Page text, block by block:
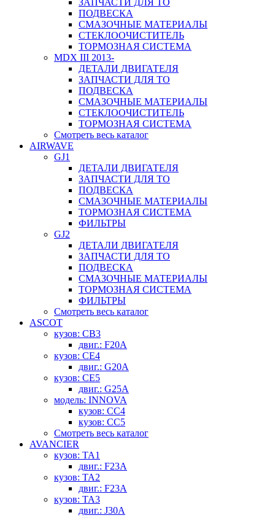
ЗАПЧАСТИ ДЛЯ ТО
ПОДВЕСКА
СМАЗОЧНЫЕ МАТЕРИАЛЫ
СТЕКЛООЧИСТИТЕЛЬ
ТОРМОЗНАЯ СИСТЕМА
MDX III 2013-
ДЕТАЛИ ДВИГАТЕЛЯ
ЗАПЧАСТИ ДЛЯ ТО
ПОДВЕСКА
СМАЗОЧНЫЕ МАТЕРИАЛЫ
СТЕКЛООЧИСТИТЕЛЬ
ТОРМОЗНАЯ СИСТЕМА
Смотреть весь каталог
AIRWAVE
GJ1
ДЕТАЛИ ДВИГАТЕЛЯ
ЗАПЧАСТИ ДЛЯ ТО
ПОДВЕСКА
СМАЗОЧНЫЕ МАТЕРИАЛЫ
ТОРМОЗНАЯ СИСТЕМА
ФИЛЬТРЫ
GJ2
ДЕТАЛИ ДВИГАТЕЛЯ
ЗАПЧАСТИ ДЛЯ ТО
ПОДВЕСКА
СМАЗОЧНЫЕ МАТЕРИАЛЫ
ТОРМОЗНАЯ СИСТЕМА
ФИЛЬТРЫ
Смотреть весь каталог
ASCOT
кузов: CB3
двиг.: F20A
кузов: CE4
двиг.: G20A
кузов: CE5
двиг.: G25A
модель: INNOVA
кузов: CC4
кузов: CC5
Смотреть весь каталог
AVANCIER
кузов: TA1
двиг.: F23A
кузов: TA2
двиг.: F23A
кузов: TA3
двиг.: J30A